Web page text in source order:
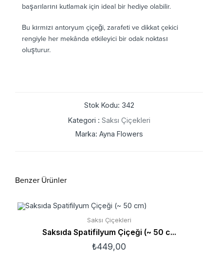
başarılarını kutlamak için ideal bir hediye olabilir.
Bu kırmızı antoryum çiçeği, zarafeti ve dikkat çekici
rengiyle her mekânda etkileyici bir odak noktası
oluşturur.
Stok Kodu: 342
Kategori : Saksı Çiçekleri
Marka: Ayna Flowers
Benzer Ürünler
Saksı Çiçekleri
Saksıda Spatifilyum Çiçeği (~ 50 c...
₺449,00